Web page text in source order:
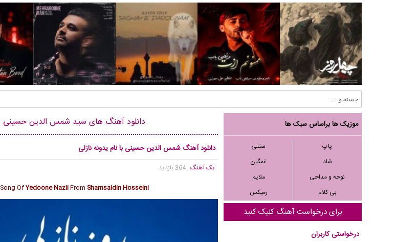
موزیک ها براساس سبک ها
پاپ
سنتی
شاد
غمگین
نوحه و مداحی
ملایم
بی کلام
رمیکس
برای درخواست آهنگ کلیک کنید
درخواستی کاربران
دانلود آهنگ های سید شمس الدین حسینی
دانلود آهنگ شمس الدین حسینی با نام یدونه نازلی
تک آهنگ, 364 بازدید
Song OfYedoone NazliFrom Shamsaldin Hosseini